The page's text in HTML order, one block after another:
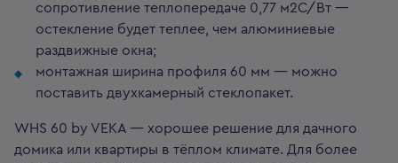
сопротивление теплопередаче 0,77 м2С/Вт —
остекление будет теплее, чем алюминиевые
раздвижные окна;
монтажная ширина профиля 60 мм — можно
поставить двухкамерный стеклопакет.
WHS 60 by VEKA — хорошее решение для дачного
домика или квартиры в тёплом климате. Для более